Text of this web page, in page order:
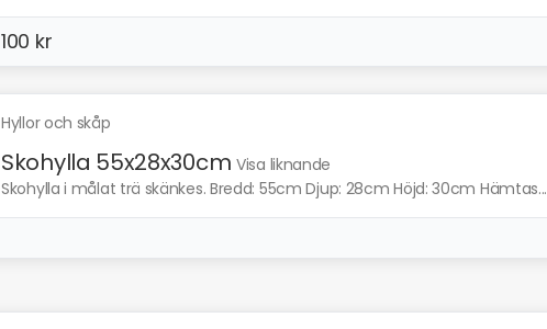
100 kr
Hyllor och skåp
Skohylla 55x28x30cm Visa liknande
Skohylla i målat trä skänkes. Bredd: 55cm Djup: 28cm Höjd: 30cm Hämtas...